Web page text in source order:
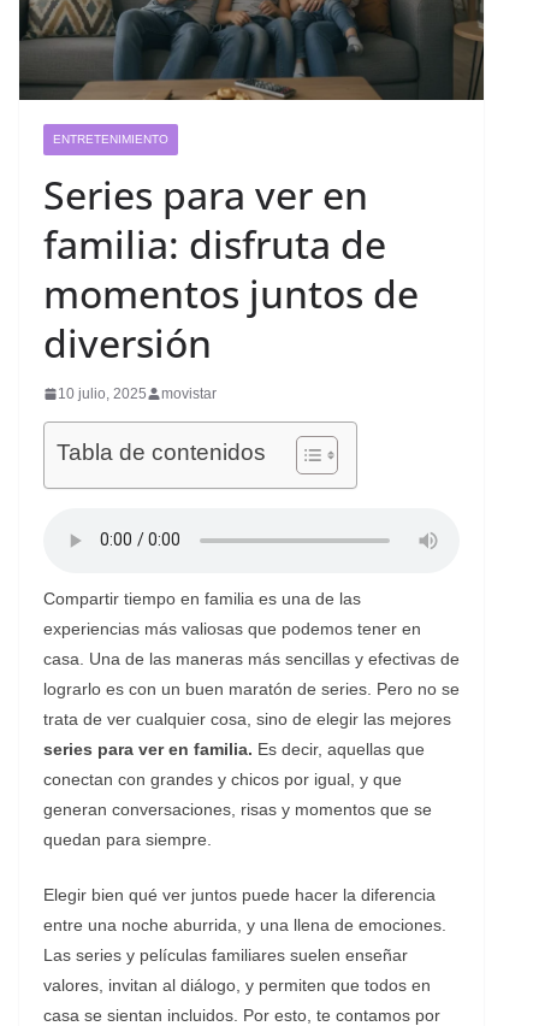
ENTRETENIMIENTO
Series para ver en
familia: disfruta de
momentos juntos de
diversión
10 julio, 2025 movistar
Tabla de contenidos
Compartir tiempo en familia es una de las
experiencias más valiosas que podemos tener en
casa. Una de las maneras más sencillas y efectivas de
lograrlo es con un buen maratón de series. Pero no se
trata de ver cualquier cosa, sino de elegir las mejores
series para ver en familia. Es decir, aquellas que
conectan con grandes y chicos por igual, y que
generan conversaciones, risas y momentos que se
quedan para siempre.
Elegir bien qué ver juntos puede hacer la diferencia
entre una noche aburrida, y una llena de emociones.
Las series y películas familiares suelen enseñar
valores, invitan al diálogo, y permiten que todos en
casa se sientan incluidos. Por esto, te contamos por